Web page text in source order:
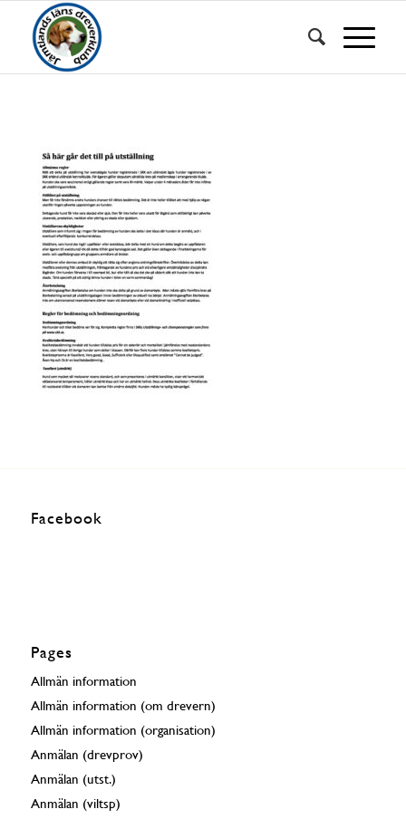
Facebook
Pages
Allmän information
Allmän information (om drevern)
Allmän information (organisation)
Anmälan (drevprov)
Anmälan (utst.)
Anmälan (viltsp)